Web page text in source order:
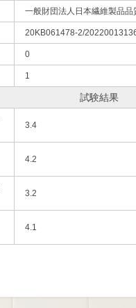
一般財団法人日本繊維製品
20KB061478-2/
0
1
試験結果
3.4
4.2
3.2
4.1